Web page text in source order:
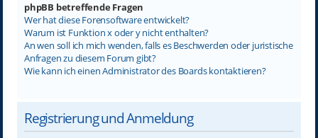
phpBB betreffende Fragen
Wer hat diese Forensoftware entwickelt?
Warum ist Funktion x oder y nicht enthalten?
An wen soll ich mich wenden, falls es Beschwerden oder juristische
Anfragen zu diesem Forum gibt?
Wie kann ich einen Administrator des Boards kontaktieren?
Registrierung und Anmeldung